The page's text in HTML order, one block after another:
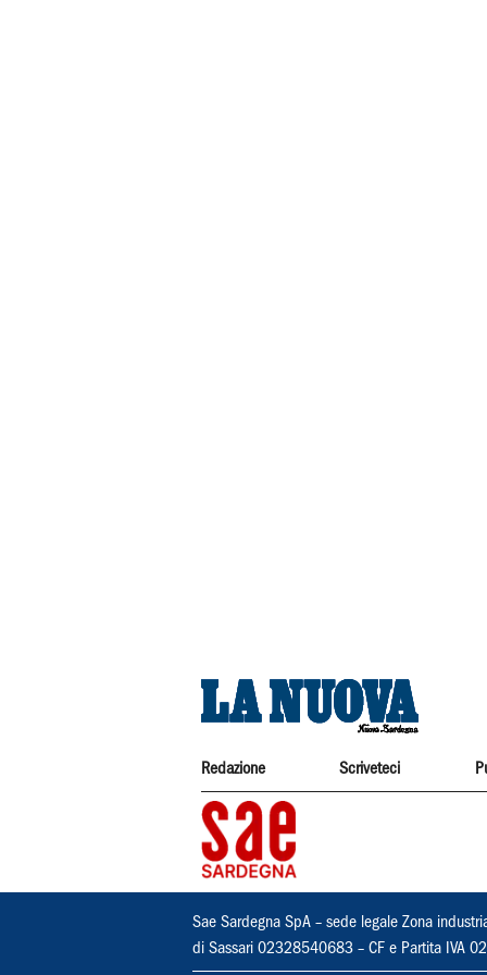
Redazione Scriveteci
Sae Sardegna SpA – sede legale Zona
di Sassari 02328540683 – CF e Partita IVA